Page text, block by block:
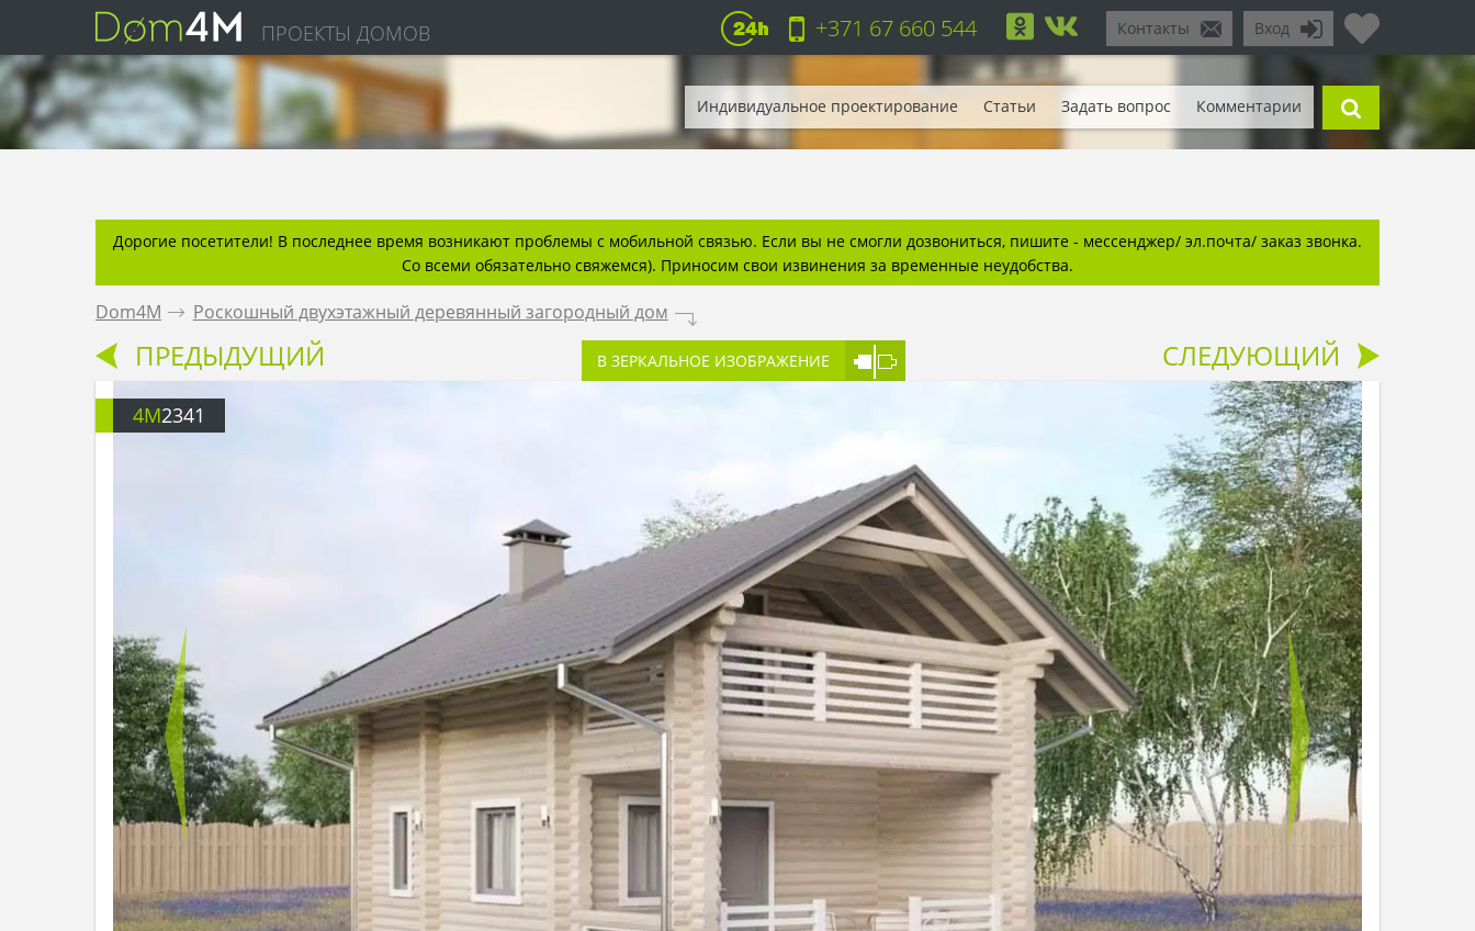
ПРОЕКТЫ ДОМОВ Вход
Контакты
+371 67 660 544
Индивидуальное проектирование Статьи Задать вопрос Комментарии
Дорогие посетители! В последнее время возникают проблемы с мобильной связью. Если вы не смогли дозвониться, пишите - мессенджер/ эл.почта/ заказ звонка.
Со всеми обязательно свяжемся). Приносим свои извинения за временные неудобства.
Dom4M . Роскошный двухэтажный деревянный загородный дом .
ПРЕДЫДУЩИЙ В ЗЕРКАЛЬНОЕ ИЗОБРАЖЕНИЕ СЛЕДУЮЩИЙ
4M2341